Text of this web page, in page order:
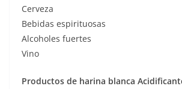
Cerveza
Bebidas espirituosas
Alcoholes fuertes
Vino
Productos de harina blanca